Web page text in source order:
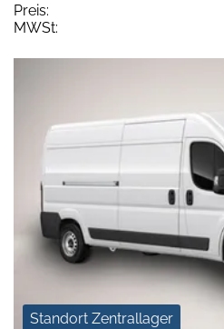
Preis:
MWSt:
Standort Zentrallager